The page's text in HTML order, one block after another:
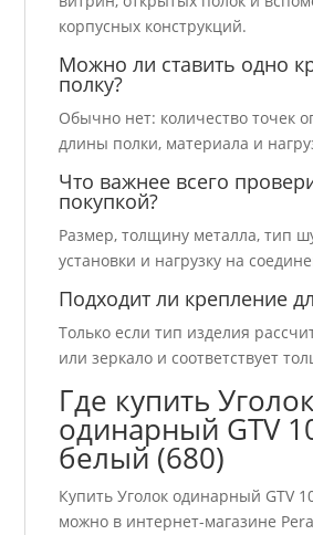
корпусных конструкций.
Можно ли ставить одно
полку?
Обычно нет: количество точек
длины полки, материала и
Что важнее всего
покупкой?
Размер, толщину металла, тип
установки и нагрузку на
Подходит ли крепление
Только если тип изделия
или зеркало и соответствует
Где купить Уголок
одинарный GTV
белый (680)
Купить Уголок одинарный GTV
можно в интернет-магазине